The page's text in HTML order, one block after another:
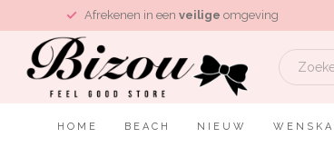
Afrekenen in een veilige omgeving
HOME BEACH NIEUW